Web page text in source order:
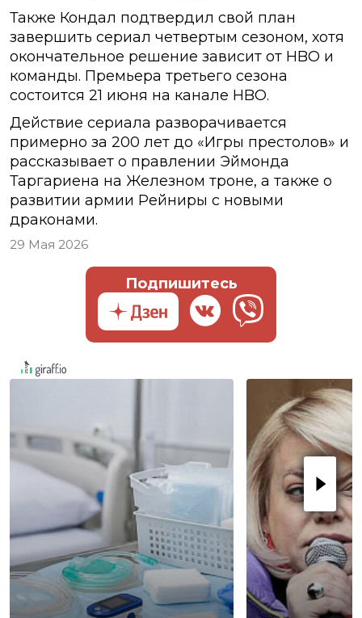
Также Кондал подтвердил свой план
завершить сериал четвертым сезоном, хотя
окончательное решение зависит от HBO и
команды. Премьера третьего сезона
состоится 21 июня на канале HBO.
Действие сериала разворачивается
примерно за 200 лет до «Игры престолов» и
рассказывает о правлении Эймонда
Таргариена на Железном троне, а также о
развитии армии Рейниры с новыми
драконами.
29 Мая 2026
Подпишитесь